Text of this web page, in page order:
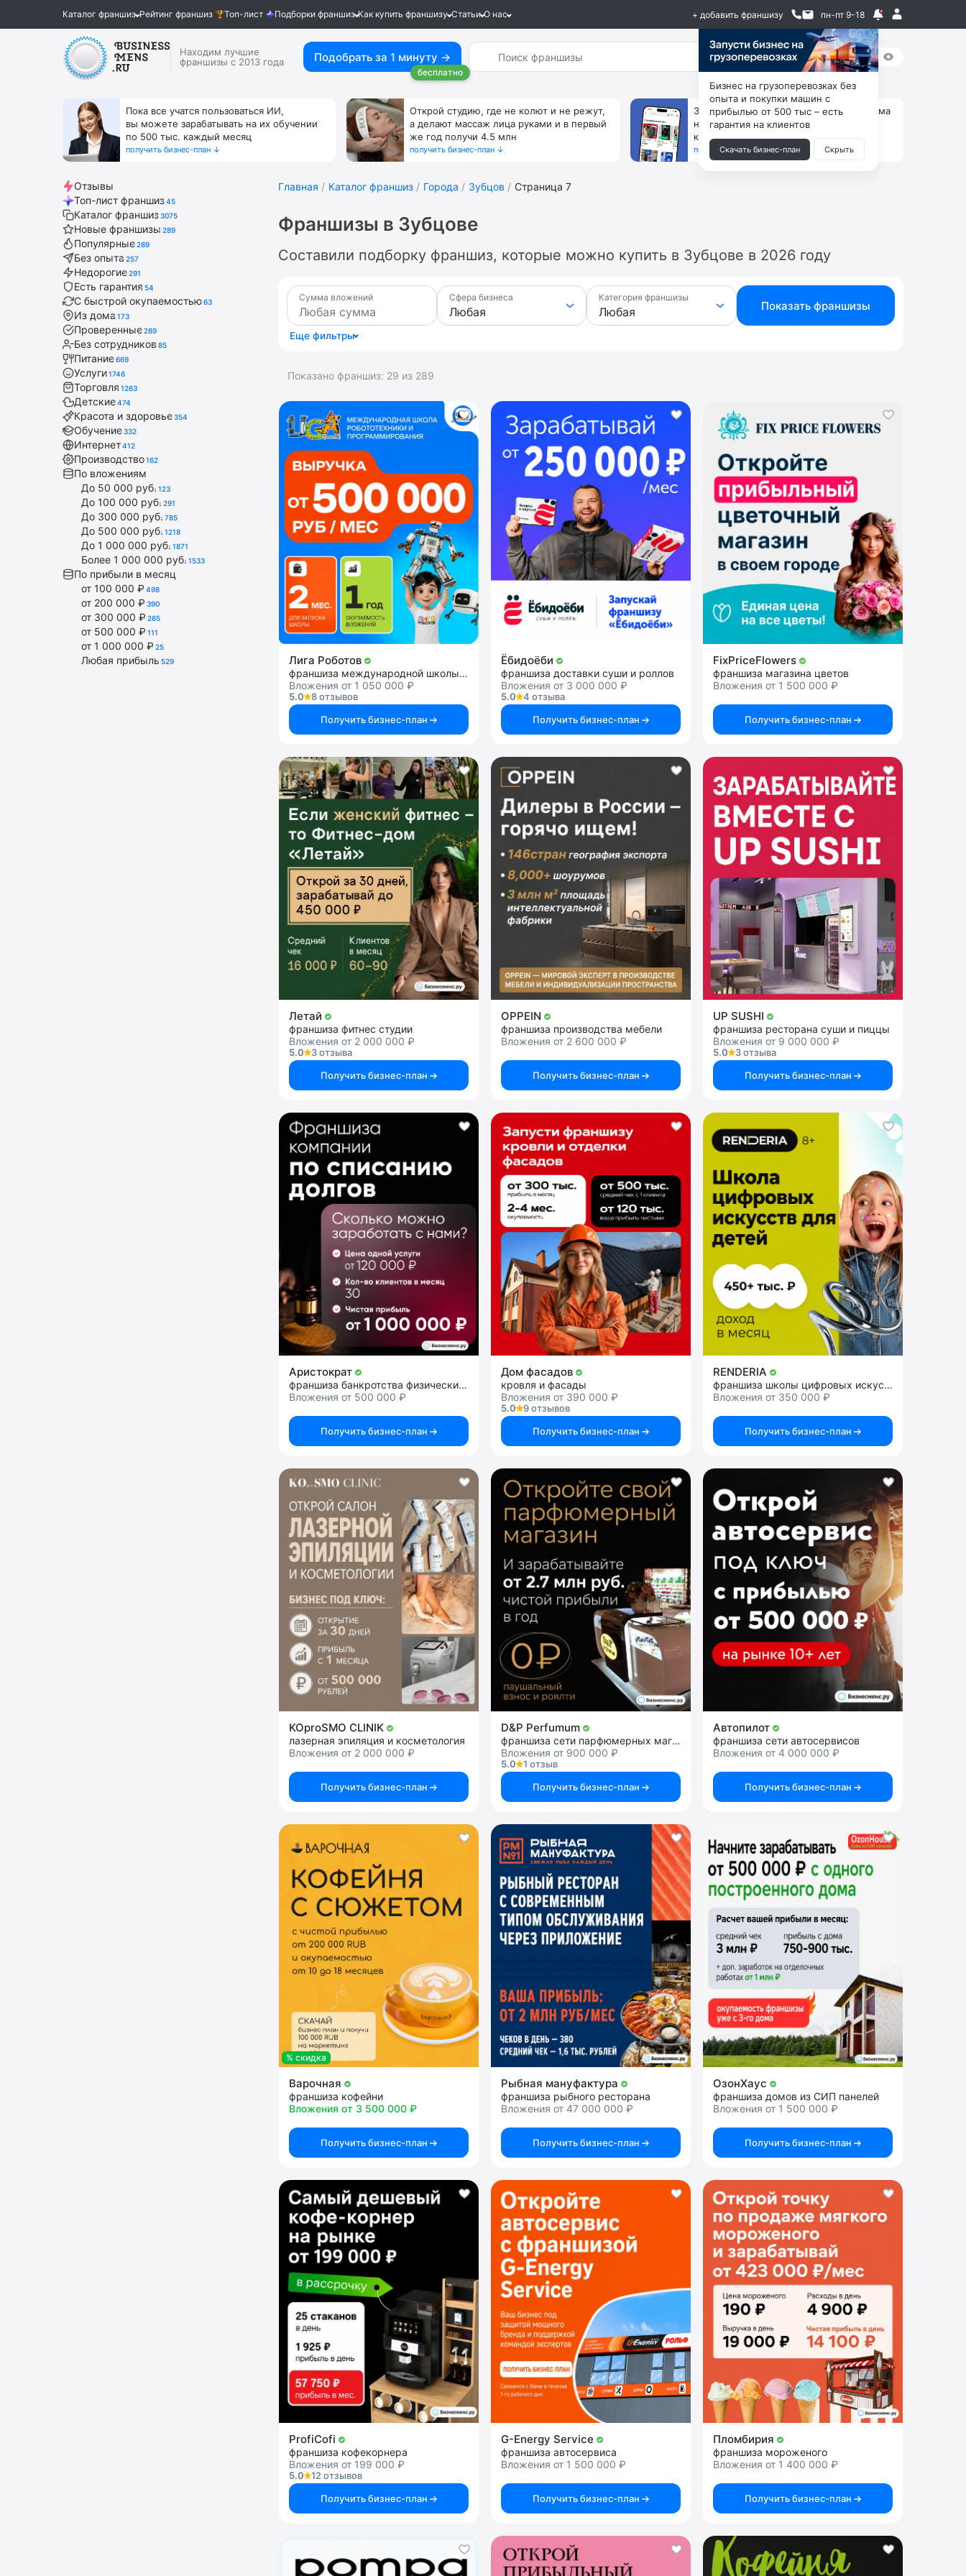
Каталог франшиз Рейтинг франшиз Топ-лист Подборки франшиз Как купить франшизу Статьи О нас + добавить франшизу пн-пт 9-18
Находим лучшие
франшизы с 2013 года
Подобрать за 1 минуту →
бесплатно
Пока все учатся пользоваться ИИ,
вы можете зарабатывать на их обучении
по 500 тыс. каждый месяц
получить бизнес-план ↓
Открой студию, где не колют и не режут,
а делают массаж лица руками и в первый
же год получи 4.5 млн
получить бизнес-план ↓
За 90 тыс. открой магазин на Авито, дома
ни коробок, ни товара, ни склада, зато
каждый месяц +125 тыс. чистыми
получить бизнес-план ↓
Отзывы
Топ-лист франшиз45
Каталог франшиз3075
Новые франшизы 289
Популярные289
Без опыта 257
Недорогие291
Есть гарантия 54
С быстрой окупаемостью63
Из дома 173
Проверенные289
Без сотрудников 85
Питание669
Услуги1746
Торговля 1263
Детские474
Красота и здоровье354
Обучение332
Интернет412
Производство162
По вложениям
До 50 000 руб. 123
До 100 000 руб. 291
До 300 000 руб. 785
До 500 000 руб. 1218
До 1 000 000 руб. 1871
Более 1 000 000 руб. 1533
По прибыли в месяц
от 100 000 ₽ 498
от 200 000 ₽ 390
от 300 000 ₽ 265
от 500 000 ₽ 111
от 1 000 000 ₽ 25
Любая прибыль 529
Главная Каталог франшиз Города Зубцов Страница 7
Франшизы в Зубцове
Составили подборку франшиз, которые можно купить в Зубцове в 2026 году
Сумма вложений Сфера бизнеса Категория франшизы
Показать франшизы
Еще фильтры
Показано франшиз: 29 из 289
Лига Роботов
франшиза международной школы робототехники и программирования
Вложения от 1 050 000 ₽
5.0
8 отзывов
Получить бизнес-план
Ёбидоёби
франшиза доставки суши и роллов
Вложения от 3 000 000 ₽
5.0
4 отзыва
Получить бизнес-план
FixPriceFlowers
франшиза магазина цветов
Вложения от 1 500 000 ₽
Получить бизнес-план
Летай
франшиза фитнес студии
Вложения от 2 000 000 ₽
5.0
3 отзыва
Получить бизнес-план
OPPEIN
франшиза производства мебели
Вложения от 2 600 000 ₽
Получить бизнес-план
UP SUSHI
франшиза ресторана суши и пиццы
Вложения от 9 000 000 ₽
5.0
3 отзыва
Получить бизнес-план
Аристократ
франшиза банкротства физических лиц ЮК
Вложения от 500 000 ₽
Получить бизнес-план
Дом фасадов
кровля и фасады
Вложения от 390 000 ₽
5.0
9 отзывов
Получить бизнес-план
RENDERIA
франшиза школы цифровых искусств
Вложения от 350 000 ₽
Получить бизнес-план
KOproSMO CLINIK
лазерная эпиляция и косметология
Вложения от 2 000 000 ₽
Получить бизнес-план
D&P Perfumum
франшиза сети парфюмерных магазинов
Вложения от 900 000 ₽
5.0
1 отзыв
Получить бизнес-план
Автопилот
франшиза сети автосервисов
Вложения от 4 000 000 ₽
Получить бизнес-план
% скидка
Варочная
франшиза кофейни
Вложения от 3 500 000 ₽
Получить бизнес-план
Рыбная мануфактура
франшиза рыбного ресторана
Вложения от 47 000 000 ₽
Получить бизнес-план
ОзонХаус
франшиза домов из СИП панелей
Вложения от 1 500 000 ₽
Получить бизнес-план
ProfiCofi
франшиза кофекорнера
Вложения от 199 000 ₽
5.0
12 отзывов
Получить бизнес-план
G-Energy Service
франшиза автосервиса
Вложения от 1 500 000 ₽
Получить бизнес-план
Пломбирия
франшиза мороженого
Вложения от 1 400 000 ₽
Получить бизнес-план
Бизнес на грузоперевозках без
опыта и покупки машин с
прибылью от 500 тыс – есть
гарантия на клиентов
Скачать бизнес-план Скрыть